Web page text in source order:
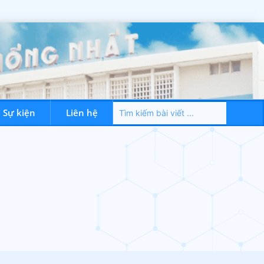
Dành cho NVYT Tin tức – Sự kiện Liên hệ
Sự kiện Liên hệ